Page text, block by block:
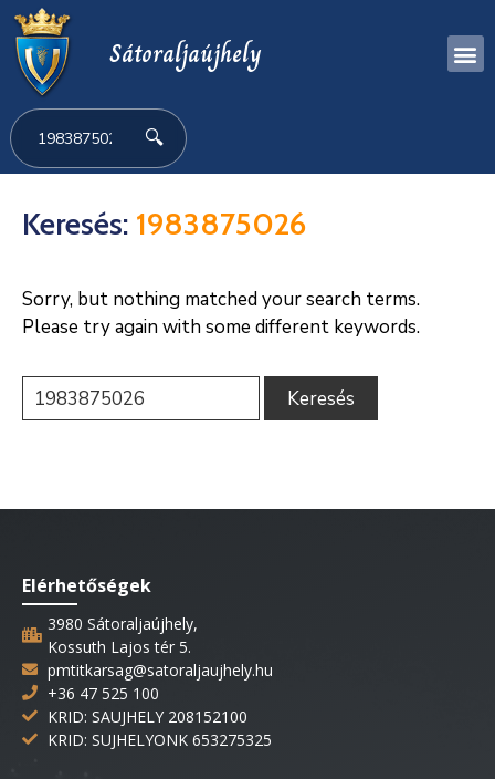
Sátoraljaújhely
🔍
Keresés: 1983875026
Sorry, but nothing matched your search terms.
Please try again with some different keywords.
Elérhetőségek
3980 Sátoraljaújhely,
Kossuth Lajos tér 5.
pmtitkarsag@satoraljaujhely.hu
+36 47 525 100
KRID: SAUJHELY 208152100
KRID: SUJHELYONK 653275325